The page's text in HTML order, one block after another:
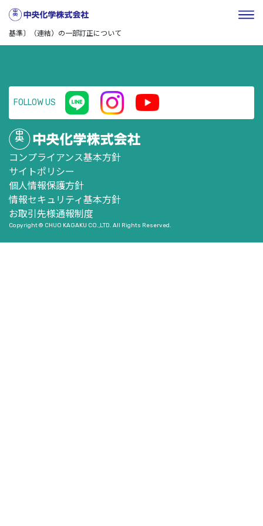
HOME／企業情報
ニュースリリー
ス／ （訂正・数値データ訂正） 2023 年３月期第３四半期決算短信〔日本
基準〕（連結）の一部訂正について
FOLLOW US
コンプライアンス基本方針
サイトポリシー
個人情報保護方針
情報セキュリティ基本方針
お取引先様通報制度
Copyright © CHUO KAGAKU CO.,LTD. All Rights Reserved.